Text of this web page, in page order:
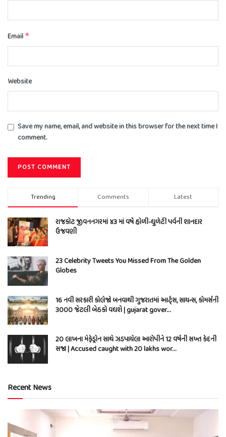
Email *
Website
Save my name, email, and website in this browser for the next time I
comment.
Trending Comments Latest
રાજકોટ જીવનનગરમાં ૪૩ માં વર્ષે હોળી-ધુળેટી પર્વની શાનદાર
ઉજવણી
23 Celebrity Tweets You Missed From The Golden
Globes
16 નવી સરકારી કોલેજો બનવાથી ગુજરાતમાં આર્ટ્સ, સાયન્સ, કોમર્સની
3000 જેટલી બેઠકો વધશે | gujarat gover…
20 લાખના મેફેડ્રોન સાથે ઝડપાયેલા આરોપીને 12 વર્ષની સખ્ત કેદની
સજા | Accused caught with 20 lakhs wor…
Recent News